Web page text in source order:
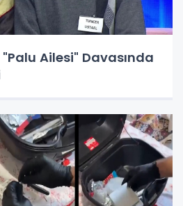
Ailesi" Davasında